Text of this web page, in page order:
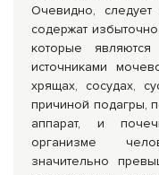
Очевидно, следует
содержат
которые
источниками
хрящах, сосудах,
причиной подагры,
аппарат, и
организме
значительно